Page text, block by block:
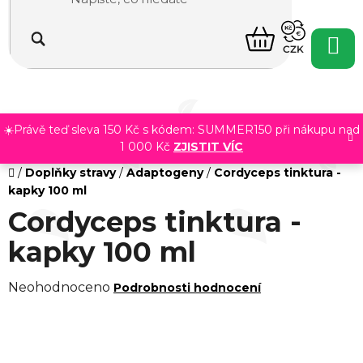
obsah
☀️Právě teď sleva 150 Kč s kódem: SUMMER150 při nákupu nad
1 000 Kč ZJISTIT VÍC
NÁKUPNÍ
KOŠÍK
CZK
Domů
/ Doplňky stravy / Adaptogeny / Cordyceps tinktura -
kapky 100 ml
Cordyceps tinktura -
kapky 100 ml
Průměrné
Neohodnoceno Podrobnosti hodnocení